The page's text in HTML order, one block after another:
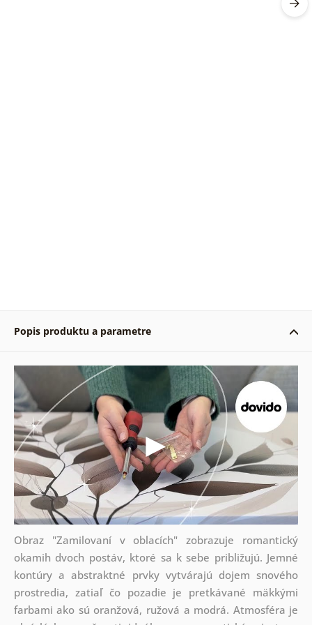
Popis produktu a parametre
Obraz "Zamilovaní v oblacích" zobrazuje romantický
okamih dvoch postáv, ktoré sa k sebe približujú. Jemné
kontúry a abstraktné prvky vytvárajú dojem snového
prostredia, zatiaľ čo pozadie je pretkávané mäkkými
farbami ako sú oranžová, ružová a modrá. Atmosféra je